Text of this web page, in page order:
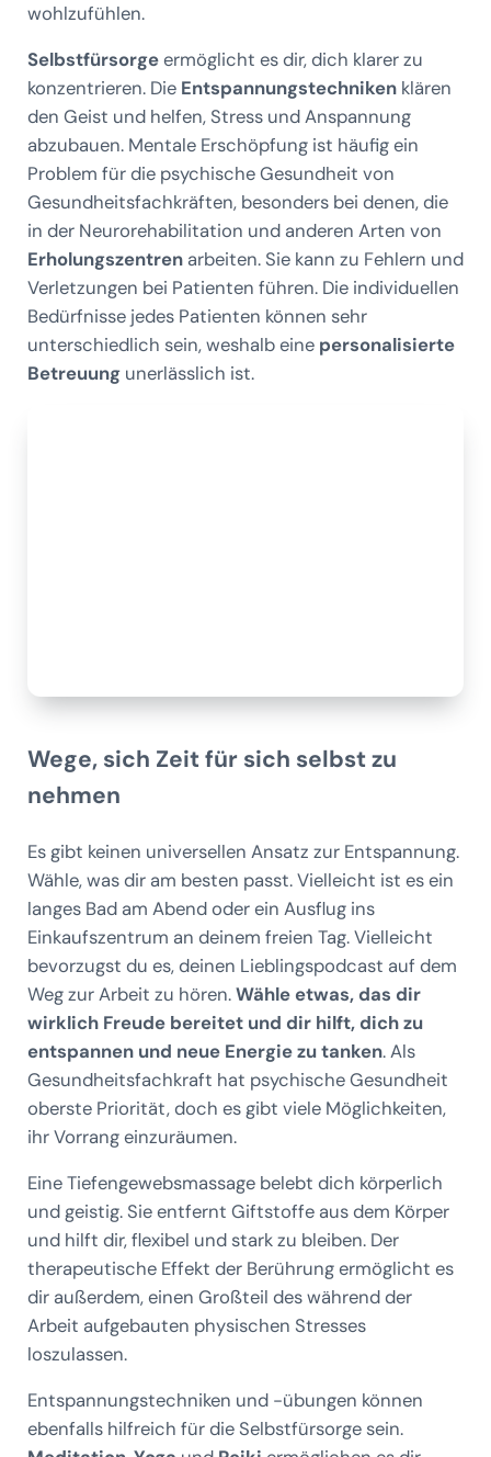
wohlzufühlen.
Selbstfürsorgeermöglicht es dir, dich klarer zu
konzentrieren. Die Entspannungstechnikenklären
den Geist und helfen, Stress und Anspannung
abzubauen. Mentale Erschöpfung ist häufig ein
Problem für die psychische Gesundheit von
Gesundheitsfachkräften, besonders bei denen, die
in der Neurorehabilitation und anderen Arten von
Erholungszentrenarbeiten. Sie kann zu Fehlern und
Verletzungen bei Patienten führen. Die individuellen
Bedürfnisse jedes Patienten können sehr
unterschiedlich sein, weshalb eine personalisierte
Betreuungunerlässlich ist.
Wege, sich Zeit für sich selbst zu
nehmen
Es gibt keinen universellen Ansatz zur Entspannung.
Wähle, was dir am besten passt. Vielleicht ist es ein
langes Bad am Abend oder ein Ausflug ins
Einkaufszentrum an deinem freien Tag. Vielleicht
bevorzugst du es, deinen Lieblingspodcast auf dem
Weg zur Arbeit zu hören.Wähle etwas, das dir
wirklich Freude bereitet und dir hilft, dich zu
entspannen und neue Energie zu tanken. Als
Gesundheitsfachkraft hat psychische Gesundheit
oberste Priorität, doch es gibt viele Möglichkeiten,
ihr Vorrang einzuräumen.
Eine Tiefengewebsmassage belebt dich körperlich
und geistig. Sie entfernt Giftstoffe aus dem Körper
und hilft dir, flexibel und stark zu bleiben. Der
therapeutische Effekt der Berührung ermöglicht es
dir außerdem, einen Großteil des während der
Arbeit aufgebauten physischen Stresses
loszulassen.
Entspannungstechniken und -übungen können
ebenfalls hilfreich für die Selbstfürsorge sein.